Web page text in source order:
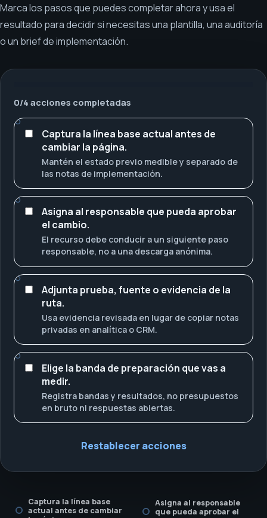
Marca los pasos que puedes completar ahora y usa el
resultado para decidir si necesitas una plantilla, una auditoría
o un brief de implementación.
0/4 acciones completadas
Captura la línea base actual antes de
cambiar la página.
Mantén el estado previo medible y separado de
las notas de implementación.
Asigna al responsable que pueda aprobar
el cambio.
El recurso debe conducir a un siguiente paso
responsable, no a una descarga anónima.
Adjunta prueba, fuente o evidencia de la
ruta.
Usa evidencia revisada en lugar de copiar notas
privadas en analítica o CRM.
Elige la banda de preparación que vas a
medir.
Registra bandas y resultados, no presupuestos
en bruto ni respuestas abiertas.
Restablecer acciones
Captura la línea base
actual antes de cambiar
Asigna al responsable
que pueda aprobar el